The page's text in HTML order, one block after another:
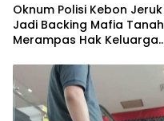
Oknum Polisi Kebon Jeruk
Jadi Backing Mafia Tanah
Merampas Hak Keluarga
Sutarman